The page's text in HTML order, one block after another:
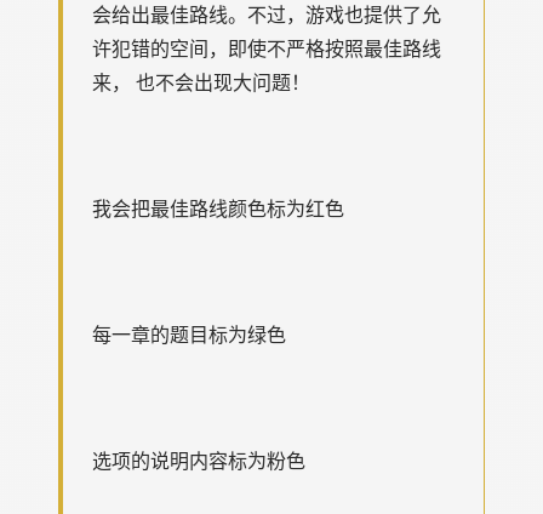
会给出最佳路线。不过，游戏也提供了允
许犯错的空间，即使不严格按照最佳路线
来， 也不会出现大问题！
我会把最佳路线颜色标为红色
每一章的题目标为绿色
选项的说明内容标为粉色